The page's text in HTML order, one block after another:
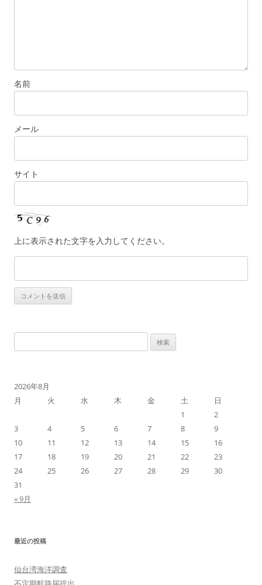
名前
メール
サイト
上に表示された文字を入力してください。
索
2026年8月
月
火 水 木 金 土
日
1
2
3
4 5 6 7 8
9
10
11 12 13 14 15
16
17
18 19 20 21 22
23
24
25 26 27 28 29
30
31
« 9月
最近の投稿
仙台湾海洋調査